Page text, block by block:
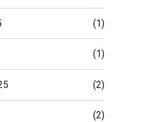
(1)
(1)
(2)
(2)